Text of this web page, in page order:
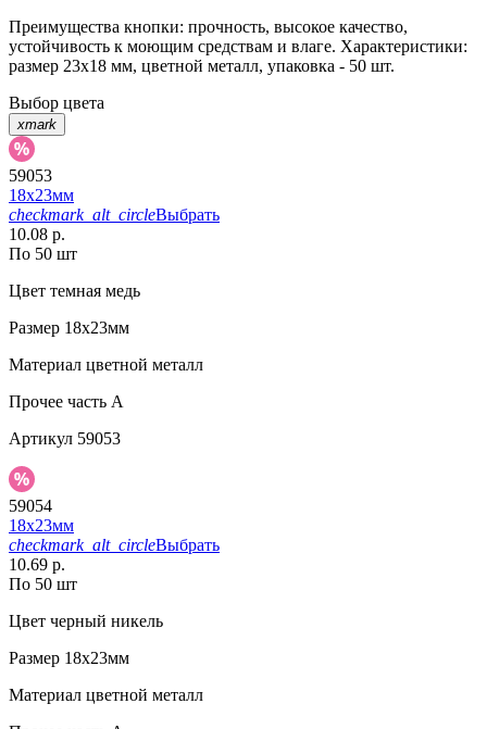
Преимущества кнопки: прочность, высокое качество,
устойчивость к моющим средствам и влаге. Характеристики:
размер 23х18 мм, цветной металл, упаковка - 50 шт.
Выбор цвета
xmark
59053
18х23мм
checkmark_alt_circleВыбрать
10.08 р.
По 50 шт
Цвет темная медь
Размер 18х23мм
Материал цветной металл
Прочее часть A
Артикул 59053
59054
18х23мм
checkmark_alt_circleВыбрать
10.69 р.
По 50 шт
Цвет черный никель
Размер 18х23мм
Материал цветной металл